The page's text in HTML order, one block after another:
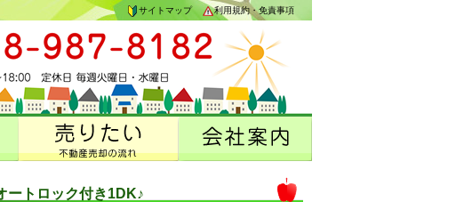
利用規約・免責事項
サイトマップ
トロック付き1DK♪